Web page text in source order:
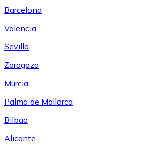
Barcelona
Valencia
Sevilla
Zaragoza
Murcia
Palma de Mallorca
Bilbao
Alicante